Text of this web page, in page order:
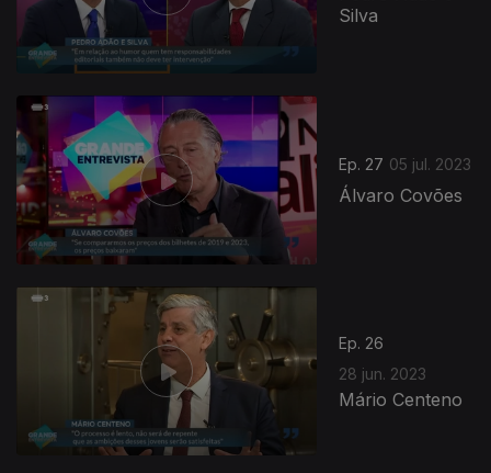
Silva
Ep. 27 05 jul. 2023
Álvaro Covões
Ep. 26
28 jun. 2023
Mário Centeno